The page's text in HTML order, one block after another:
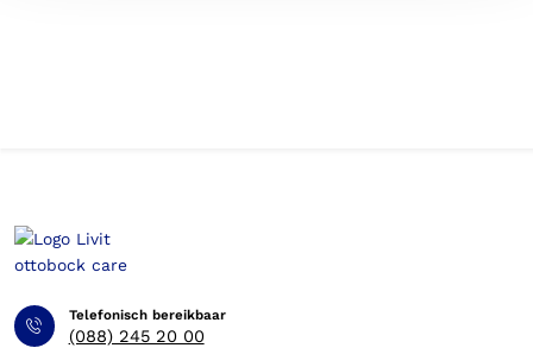
Telefonisch bereikbaar
(088) 245 20 00